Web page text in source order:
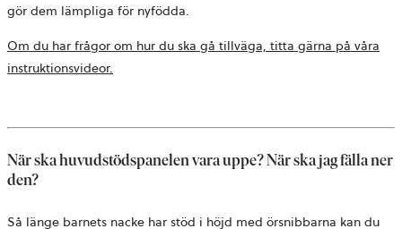
gör dem lämpliga för nyfödda.
Om du har frågor om hur du ska gå tillväga, titta gärna på våra
instruktionsvideor.
När ska huvudstödspanelen vara uppe? När ska jag fälla ner
den?
Så länge barnets nacke har stöd i höjd med örsnibbarna kan du